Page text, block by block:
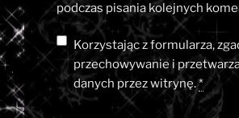
podczas pisania kolejnych
Korzystając z formularza,
przechowywanie i
danych przez witrynę.*